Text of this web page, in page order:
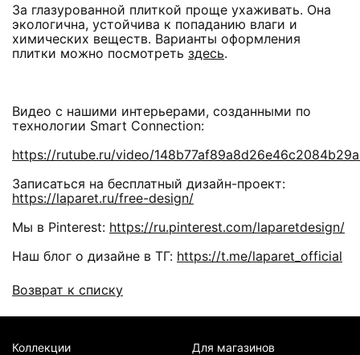
За глазурованной плиткой проще ухаживать. Она
экологична, устойчива к попаданию влаги и
химических веществ. Варианты оформления
плитки можно посмотреть здесь.
Видео с нашими интерьерами, созданными по
технологии Smart Connection:
https://rutube.ru/video/
Записаться на бесплатный дизайн-проект:
https://laparet.ru/free-design/
Мы в Pinterest: https://ru.pinterest.com/laparetdesign/
Наш блог о дизайне в ТГ: https://t.me/laparet_official
Возврат к списку
Коллекции
Для магазинов